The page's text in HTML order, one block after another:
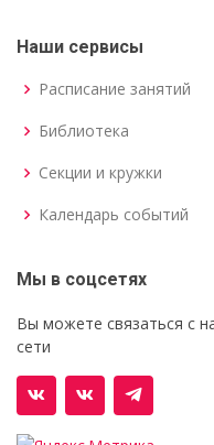
Наши сервисы
Расписание занятий
Библиотека
Секции и кружки
Календарь событий
Мы в соцсетях
Вы можете связаться с
сети